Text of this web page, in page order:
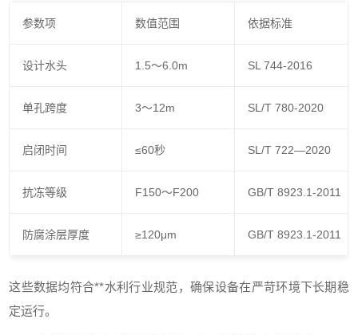
参数项 数值范围 依据标准
设计水头 1.5～6.0m SL 744-2016
单孔跨度 3～12m SL/T 780-2020
启闭时间 ≤60秒 SL/T 722—2020
抗冻等级 F150～F200 GB/T 8923.1-2011
防腐涂层厚度 ≥120μm GB/T 8923.1-2011
这些数据均符合**水利行业规范，确保设备在严苛环境下长期稳
定运行。